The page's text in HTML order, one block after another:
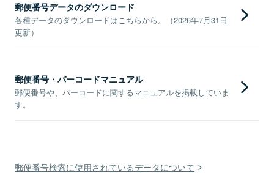
郵便番号データのダウンロード
各種データのダウンロードはこちらから。（2026年7月31日
更新）
郵便番号・バーコードマニュアル
郵便番号や、バーコードに関するマニュアルを掲載していま
す。
郵便番号検索に使用されているデータについて